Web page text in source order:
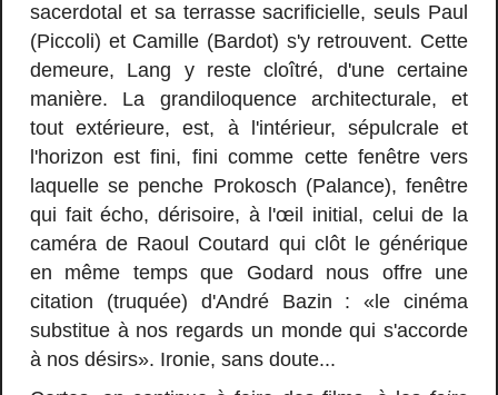
sacerdotal et sa terrasse sacrificielle, seuls Paul
(Piccoli) et Camille (Bardot) s'y retrouvent. Cette
demeure, Lang y reste cloîtré, d'une certaine
manière. La grandiloquence architecturale, et
tout extérieure, est, à l'intérieur, sépulcrale et
l'horizon est fini, fini comme cette fenêtre vers
laquelle se penche Prokosch (Palance), fenêtre
qui fait écho, dérisoire, à l'œil initial, celui de la
caméra de Raoul Coutard qui clôt le générique
en même temps que Godard nous offre une
citation (truquée) d'André Bazin : «le cinéma
substitue à nos regards un monde qui s'accorde
à nos désirs». Ironie, sans doute...